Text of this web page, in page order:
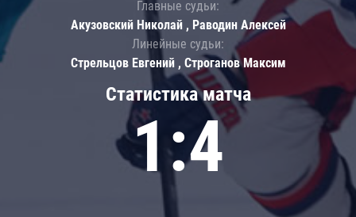
Статистика матча
1:4
Главные судьи:
Акузовский Николай , Раводин Алексей
Линейные судьи:
Стрельцов Евгений , Строганов Максим